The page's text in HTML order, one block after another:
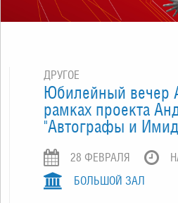
ДРУГОЕ
Юбилейный вечер
рамках проекта
"Автографы и
28 ФЕВРАЛЯ
БОЛЬШОЙ ЗАЛ